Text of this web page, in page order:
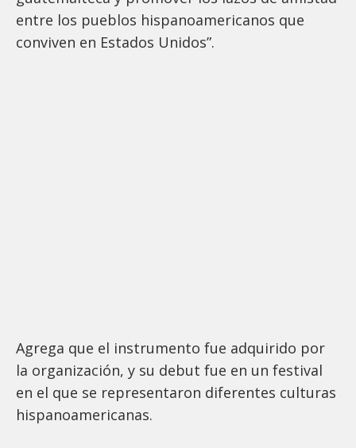
entre los pueblos hispanoamericanos que
conviven en Estados Unidos”.
Agrega que el instrumento fue adquirido por
la organización, y su debut fue en un festival
en el que se representaron diferentes culturas
hispanoamericanas.